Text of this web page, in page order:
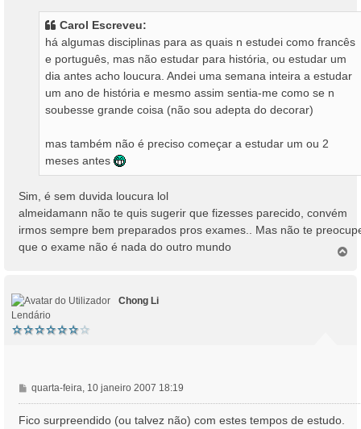
Carol Escreveu:
há algumas disciplinas para as quais n estudei como francês
e português, mas não estudar para história, ou estudar um
dia antes acho loucura. Andei uma semana inteira a estudar
um ano de história e mesmo assim sentia-me como se n
soubesse grande coisa (não sou adepta do decorar)
mas também não é preciso começar a estudar um ou 2
meses antes
Sim, é sem duvida loucura lol
almeidamann não te quis sugerir que fizesses parecido, convém
irmos sempre bem preparados pros exames.. Mas não te
que o exame não é nada do outro mundo
Chong Li
Lendário
M
e
n
quarta-feira, 10 janeiro 2007 18:19
Fico surpreendido (ou talvez não) com estes tempos de estudo.